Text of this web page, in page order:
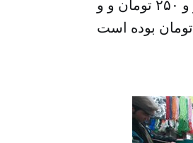
سال کارگران مشمولان قانون کار حداقل ۹۷۴ هزار و ۲۵۰ تومان و و